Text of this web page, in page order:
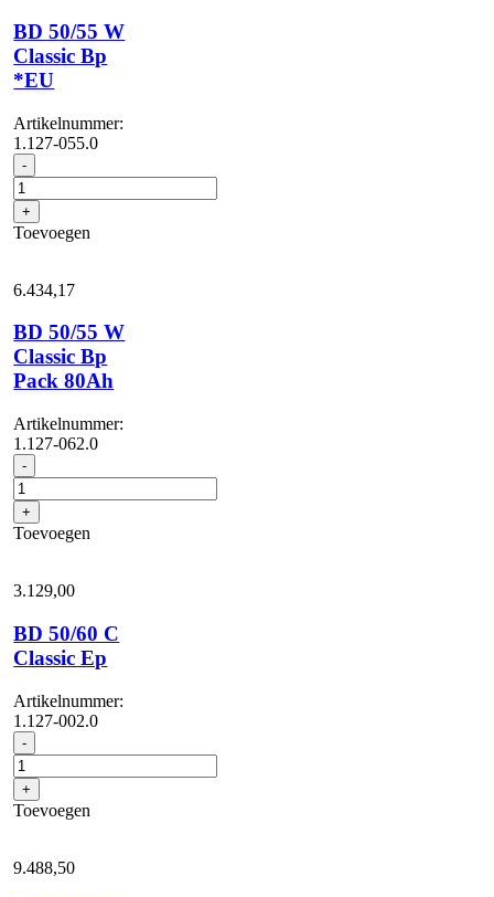
BD 50/55 W
Classic Bp
*EU
Artikelnummer:
1.127-055.0
- BD
50/55
W
Classic
Bp
aantal
+
Toevoegen
6.434,17
BD 50/55 W
Classic Bp
Pack 80Ah
Artikelnummer:
1.127-062.0
- BD
50/55
W
Classic
Bp
80Ah
aantal
+
Toevoegen
3.129,00
BD 50/60 C
Classic Ep
Artikelnummer:
1.127-002.0
- BD
50/60
C
Classic
Ep
+
Toevoegen
9.488,50